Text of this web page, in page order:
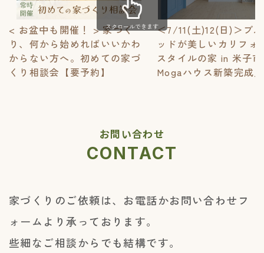
< お盆中も開催！ > 家づく
り、何から始めればいいかわ
からない方へ。初めての家づ
くり相談会【要予約】
＜7/11(土)12(日)＞ブ
ッドが美しいカリフォ
スタイルの家 in 米子
Mogaハウス新築完成
スクロールできます
①個人情報・個人データの適正な取扱いのため、
法令及びガイドライン所定が定める各対応を実
施するに当たっての基本方針の策定
②取得・利用・保存・提供・削除・廃棄等の各対
応及び責任者と役割を定めた各種規定の策定
③責任者の設置、個人データを取り扱う従業員及
び取扱い個人データの範囲の明確化、法及び規
程に違反している事実又は兆候を把握した場合
る留意事項について定期研修を実施する等の人
的安全管理措置
⑤従業員の入退出管理、持ち込み機器の制限、個
管理等の物理的安全管理措置
⑥個人データを取り扱う情報システムに対する外
部からの不正アクセス又は不正ソフトウェアか
ら保護するシステムの導入等の技術的安全管理
措置
お問い合わせ
CONTACT
家づくりのご依頼は、お電話かお問い合わせフ
ォームより承っております。
些細なご相談からでも結構です。